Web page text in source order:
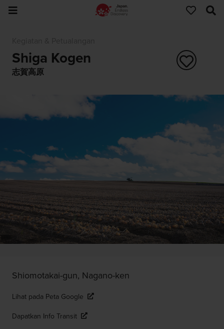
Shiga Kogen
志賀高原
Shiomotakai-gun, Nagano-ken
Lihat pada Peta Google
Dapatkan Info Transit